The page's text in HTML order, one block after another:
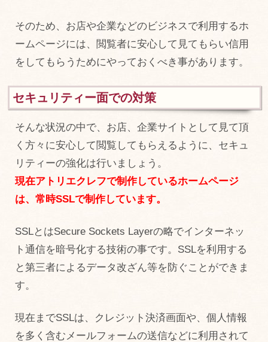
そのため、お店や企業などのビジネスで利用するホ
ームページには、閲覧者に安心して見てもらい信用
をしてもらうためにやっておくべき事があります。
セキュリティー面での対策
そんな状況の中で、お店、企業サイトとして見て頂
く方々に安心して閲覧してもらえるように、セキュ
リティーの強化は行いましょう。
現在アトリエクレフで制作しているホームページ
は、常時SSLで制作しています。
SSLとはSecure Sockets Layerの略でインターネッ
ト通信を暗号化する技術の事です。SSLを利用する
と第三者によるデータ改ざん等を防ぐことができま
す。
現在までSSLは、クレジット決済画面や、個人情報
を多く含むメールフォームの送信などに利用されて